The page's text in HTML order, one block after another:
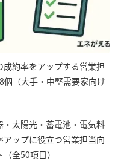
約率をアップする営業担
個（大手・中堅需要家向け
・太陽光・蓄電池・電気料
ップに役立つ営業担当向
全50項目）